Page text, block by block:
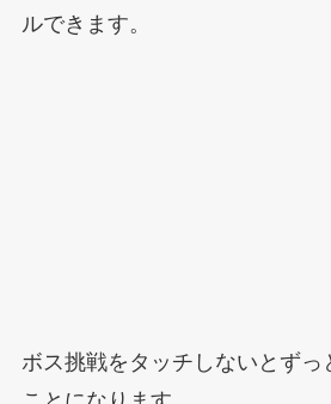
ルできます。
ボス挑戦をタッチしないとずっ